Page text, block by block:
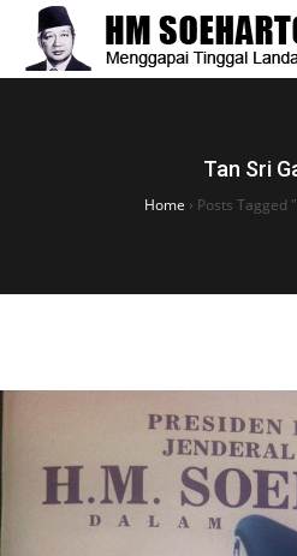
Tan Sri
Home › Posts Tagged